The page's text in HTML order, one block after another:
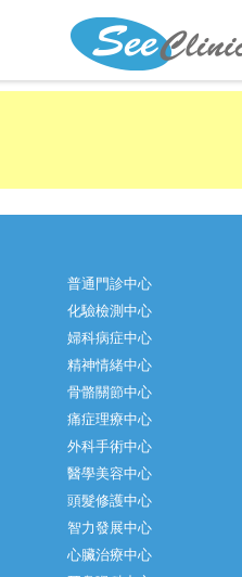
普通門診中心
化驗檢測中心
婦科病症中心
精神情緒中心
骨骼關節中心
痛症理療中心
外科手術中心
醫學美容中心
頭髮修護中心
智力發展中心
心臟治療中心